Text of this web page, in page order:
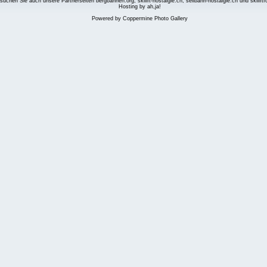
Hosting by ah,ja!
Powered by Coppermine Photo Gallery